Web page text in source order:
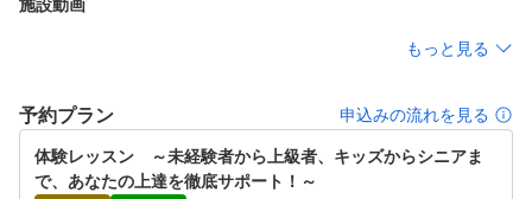
成果を確認するだけでなく、実践的なトレーニングでさら
に効率的にレベルアップいただけます。 また、はじめて
●POINT５
お好きな時間にいつでも受講
レッスンはお客様のご都合に合わせた時間を選べるタイム
施設動画
もっと見る
予約プラン 申込みの流れを見る
体験レッスン　～未経験者から上級者、キッズからシニアま
で、あなたの上達を徹底サポート！～